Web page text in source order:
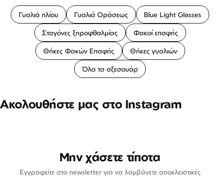
Γυαλιά ηλίου Γυαλιά Οράσεως Blue Light Glasses
Σταγόνες ξηροφθαλμίας Φακοί επαφής
Θήκες Φακών Επαφής Θήκες γυαλιών
Όλα τα αξεσουάρ
Ακολουθήστε μας στο Instagram
Μην χάσετε τίποτα
Εγγραφείτε στο newsletter για να λαμβάνετε αποκλειστικές